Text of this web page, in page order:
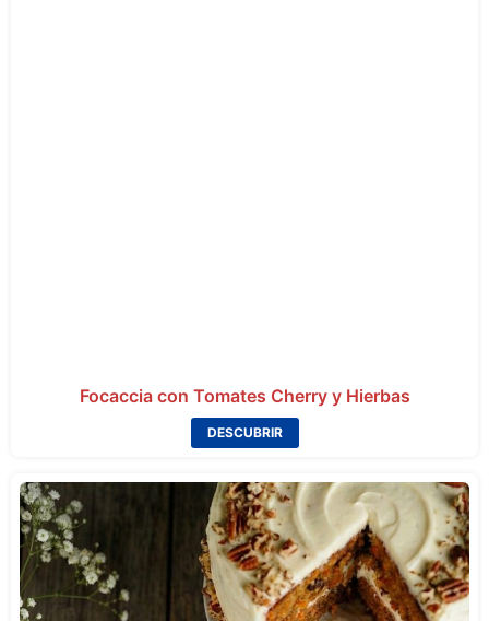
Focaccia con Tomates Cherry y Hierbas
DESCUBRIR